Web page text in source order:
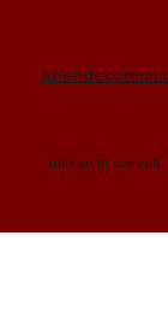
Tutti i diritti riservati.